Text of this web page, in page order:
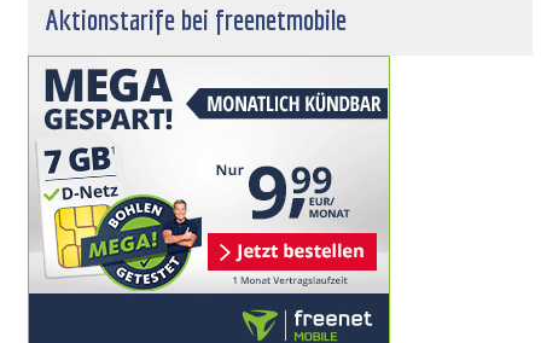
Aktionstarife bei freenetmobile